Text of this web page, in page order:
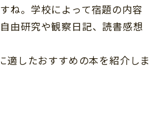
ね。学校によって宿題の内容
由研究や観察日記、読書感想
適したおすすめの本を紹介しま